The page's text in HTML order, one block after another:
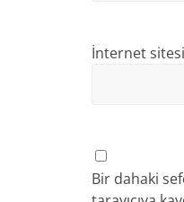
İnternet sitesi
Bir dahaki